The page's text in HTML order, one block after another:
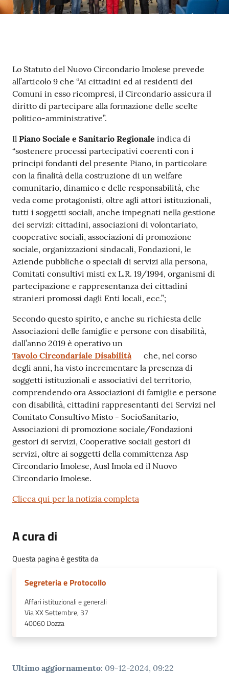
Contenuto
Lo Statuto del Nuovo Circondario Imolese prevede
all’articolo 9 che “Ai cittadini ed ai residenti dei
Comuni in esso ricompresi, il Circondario assicura il
diritto di partecipare alla formazione delle scelte
politico-amministrative”.
Il Piano Sociale e Sanitario Regionale indica di
“sostenere processi partecipativi coerenti con i
principi fondanti del presente Piano, in particolare
con la finalità della costruzione di un welfare
comunitario, dinamico e delle responsabilità, che
veda come protagonisti, oltre agli attori istituzionali,
tutti i soggetti sociali, anche impegnati nella gestione
dei servizi: cittadini, associazioni di volontariato,
cooperative sociali, associazioni di promozione
sociale, organizzazioni sindacali, Fondazioni, le
Aziende pubbliche o speciali di servizi alla persona,
Comitati consultivi misti ex L.R. 19/1994, organismi di
partecipazione e rappresentanza dei cittadini
stranieri promossi dagli Enti locali, ecc.”;
Secondo questo spirito, e anche su richiesta delle
Associazioni delle famiglie e persone con disabilità,
dall’anno 2019 è operativo un
Tavolo Circondariale Disabilità
che, nel corso
degli anni, ha visto incrementare la presenza di
soggetti istituzionali e associativi del territorio,
comprendendo ora Associazioni di famiglie e persone
con disabilità, cittadini rappresentanti dei Servizi nel
Comitato Consultivo Misto - SocioSanitario,
Associazioni di promozione sociale/Fondazioni
gestori di servizi, Cooperative sociali gestori di
servizi, oltre ai soggetti della committenza Asp
Circondario Imolese, Ausl Imola ed il Nuovo
Circondario Imolese.
Clicca qui per la notizia completa
A cura di
Questa pagina è gestita da
Segreteria e Protocollo
Affari istituzionali e generali
Via XX Settembre, 37
40060Dozza
Ultimo aggiornamento: 09-12-2024, 09:22